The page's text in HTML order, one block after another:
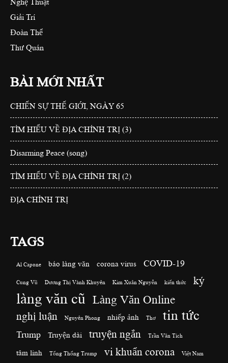
Nghệ Thuật
Giải Trí
Đoàn Thể
Thư Quán
BÀI MỚI NHẤT
CHIẾN SỰ THẾ GIỚI, NGÀY 65
TÌM HIỂU VỀ ĐỊA CHÍNH TRỊ (3)
Disarming Peace (song)
TÌM HIỂU VỀ ĐỊA CHÍNH TRỊ (2)
ĐỊA CHÍNH TRỊ
TAGS
Al Capone báo làng văn corona virus COVID-19
Cung Vũ Dương Thị Vành Khuyên Kim Xuân Nguyễn kiến thức ký
làng văn cũ Làng Văn Online
nghị luận Nguyên Phong nhiếp ảnh Thơ tin tức
Trump Truyện dài truyện ngắn Trần Văn Tích
tâm linh Tổng Thống Trump vi khuẩn corona Việt Nam